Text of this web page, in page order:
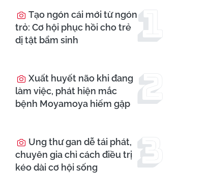
Tạo ngón cái mới từ ngón
trỏ: Cơ hội phục hồi cho trẻ
dị tật bẩm sinh
Xuất huyết não khi đang
làm việc, phát hiện mắc
bệnh Moyamoya hiếm gặp
Ung thư gan dễ tái phát,
chuyên gia chỉ cách điều trị
kéo dài cơ hội sống